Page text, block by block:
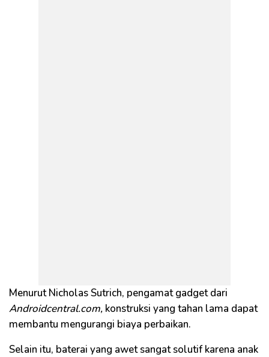
Menurut Nicholas Sutrich, pengamat gadget dari
Androidcentral.com, konstruksi yang tahan lama dapat
membantu mengurangi biaya perbaikan.
Selain itu, baterai yang awet sangat solutif karena anak